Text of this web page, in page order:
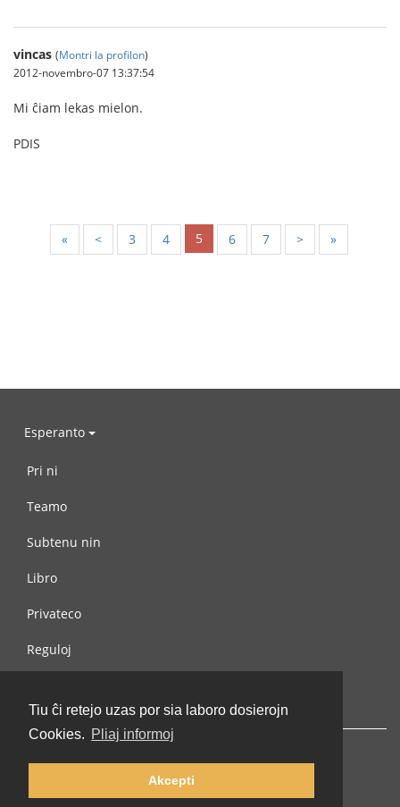
Tiu ĉi retejo uzas por sia laboro dosierojn
Cookies. Pliaj informoj
Akcepti
vincas (Montri la profilon)
2012-novembro-07 13:37:54
Mi ĉiam lekas mielon.
PDIS
« < 3 4 5 6 7 > »
Esperanto
Pri ni
Teamo
Subtenu nin
Libro
Privateco
Reguloj
© 2002-2026 lernu.net |Impressum